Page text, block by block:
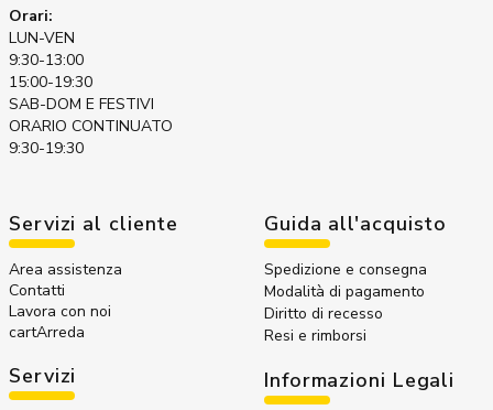
Orari:
LUN-VEN
9:30-13:00
15:00-19:30
SAB-DOM E FESTIVI
ORARIO CONTINUATO
9:30-19:30
Servizi al cliente
Area assistenza
Contatti
Lavora con noi
cartArreda
Servizi
Guida all'acquisto
Spedizione e consegna
Modalità di pagamento
Diritto di recesso
Resi e rimborsi
Informazioni Legali